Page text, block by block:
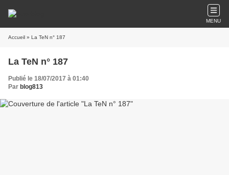
MENU
Accueil » La TeN n° 187
La TeN n° 187
Publié le 18/07/2017 à 01:40
Par blog813